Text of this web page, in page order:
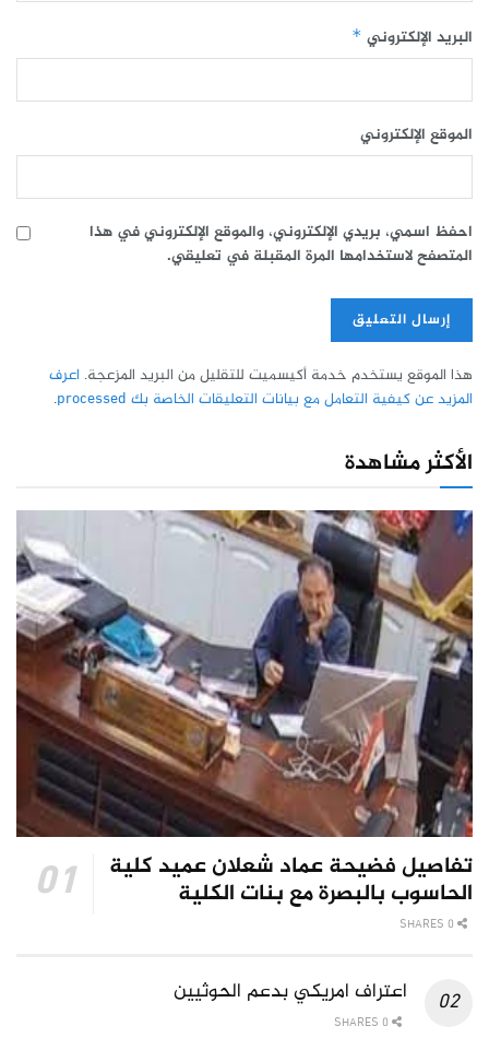
البريد الإلكتروني *
الموقع الإلكتروني
احفظ اسمي، بريدي الإلكتروني، والموقع الإلكتروني في هذا
المتصفح لاستخدامها المرة المقبلة في تعليقي.
هذا الموقع يستخدم خدمة أكيسميت للتقليل من البريد المزعجة. اعرف
المزيد عن كيفية التعامل مع بيانات التعليقات الخاصة بك processed
.
الأكثر مشاهدة
تفاصيل فضيحة عماد شعلان عميد كلية
الحاسوب بالبصرة مع بنات الكلية
اعتراف امريكي بدعم الحوثيين